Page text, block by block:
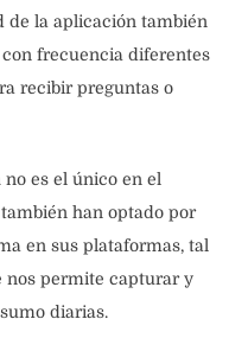
de la aplicación también
con frecuencia diferentes
recibir preguntas o
no es el único en el
han optado por
en sus plataformas, tal
nos permite capturar y
diarias.